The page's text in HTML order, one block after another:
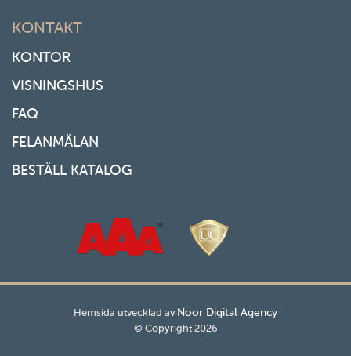
KONTAKT
KONTOR
VISNINGSHUS
FAQ
FELANMÄLAN
BESTÄLL KATALOG
Hemsida utvecklad avNoor Digital Agency
© Copyright 2026